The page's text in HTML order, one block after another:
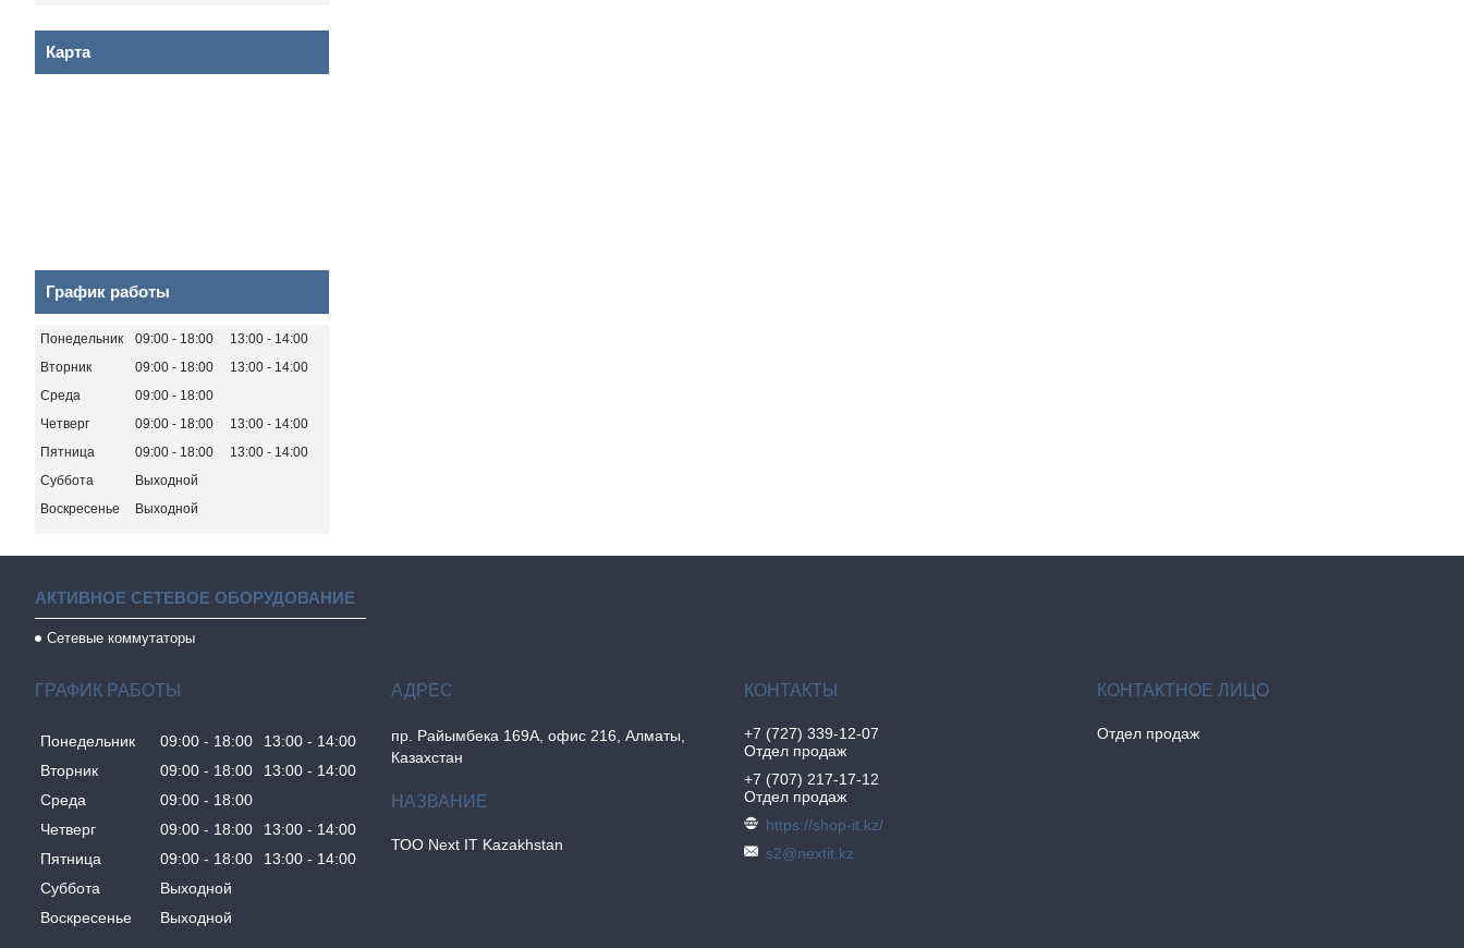
Карта
График работы
Понедельник 09:00 18:00 13:00
14:00
Вторник
09:00 18:00 13:00
14:00
Среда
09:00
18:00
Четверг
09:00 18:00 13:00
14:00
Пятница
09:00 18:00 13:00
14:00
Суббота
Выходной
Воскресенье
Выходной
АКТИВНОЕ СЕТЕВОЕ ОБОРУДОВАНИЕ
Сетевые коммутаторы
ГРАФИК РАБОТЫ
Понедельник 09:00 18:00 13:00
14:00
Вторник
09:00 18:00 13:00
14:00
Среда
09:00
18:00
Четверг
09:00 18:00 13:00
14:00
Пятница
09:00 18:00 13:00
14:00
Суббота
Выходной
Воскресенье
Выходной
пр. Райымбека 169А, офис 216, Алматы,
Казахстан
ТОО Next IT Kazakhstan
+7 (727) 339-12-07
Отдел продаж
+7 (707) 217-17-12
Отдел продаж
https://shop-it.kz/
s2@nextit.kz
Отдел продаж